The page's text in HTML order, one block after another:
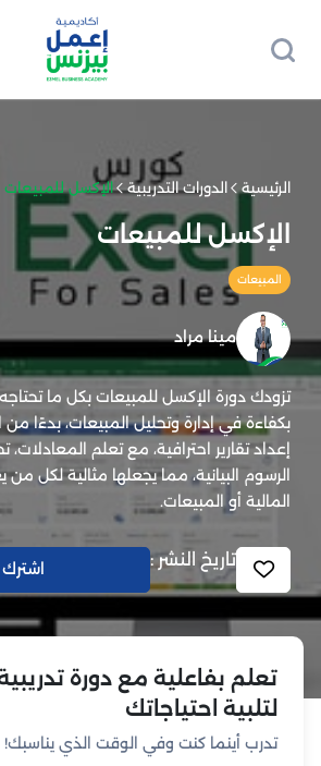
تعلم بفاعلية مع دورة
لتلبية احتياجاتك
تدرب أينما كنت وفي الوقت الذي يناسبك!
الرئيسية الدورات التدريبية الإكسل للمبيعات
الإكسل للمبيعات
المبيعات
مينا مراد
بكفاءة في إدارة وتحليل المبيعات، بدءًا
إعداد تقارير احترافية، مع تعلم المعادلات،
الرسوم البيانية، مما يجعلها مثالية لكل
المالية أو المبيعات.
تاريخ النشر : اشترك